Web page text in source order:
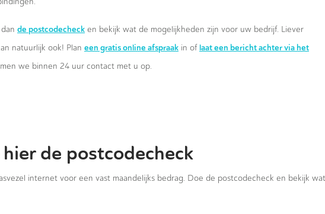
de postcodecheck en bekijk wat de mogelijkheden zijn voor uw bedrijf. Liever
natuurlijk ook! Plan een gratis online afspraak in of laat een bericht achter via het
we binnen 24 uur contact met u op.
de postcodecheck
internet voor een vast maandelijks bedrag. Doe de postcodecheck en bekijk